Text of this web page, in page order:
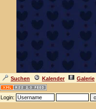
Suchen Kalender Galerie
Login: